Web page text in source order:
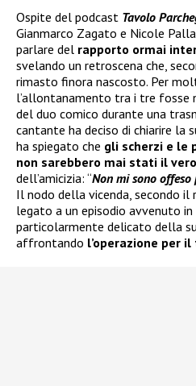
Ospite del podcast Tavolo
Gianmarco Zagato e Nicole
parlare del rapporto ormai
svelando un retroscena che,
rimasto finora nascosto. Per
l’allontanamento tra i tre
del duo comico durante una
cantante ha deciso di chiarire la
ha spiegato che gli scherzi e le
non sarebbero mai stati il
dell’amicizia: “Non mi sono offeso
Il nodo della vicenda, secondo il
legato a un episodio avvenuto
particolarmente delicato della
affrontando l’operazione per